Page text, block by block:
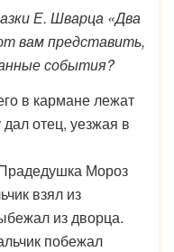
Е. Шварца «Два
вам представить,
события?
в кармане лежат
отец, уезжая в
Мороз
взял из
из дворца.
побежал